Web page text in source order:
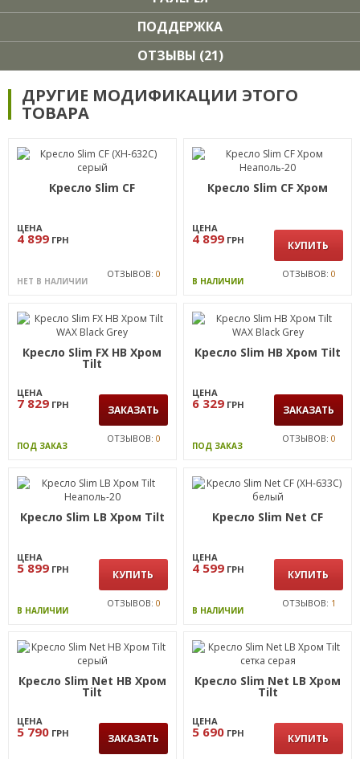
ПОДДЕРЖКА
ОТЗЫВЫ (21)
ДРУГИЕ МОДИФИКАЦИИ ЭТОГО
ТОВАРА
Кресло Slim CF
ЦЕНА
4 899 ГРН
НЕТ В НАЛИЧИИ
ОТЗЫВОВ: 0
Кресло Slim CF Хром
ЦЕНА
4 899 ГРН КУПИТЬ
В НАЛИЧИИ
ОТЗЫВОВ: 0
Кресло Slim FX HB Хром
Tilt
ЦЕНА
7 829 ГРН ЗАКАЗАТЬ
ПОД ЗАКАЗ
ОТЗЫВОВ: 0
Кресло Slim HB Хром Tilt
ЦЕНА
6 329 ГРН ЗАКАЗАТЬ
ПОД ЗАКАЗ
ОТЗЫВОВ: 0
Кресло Slim LB Хром Tilt
ЦЕНА
5 899 ГРН КУПИТЬ
В НАЛИЧИИ
ОТЗЫВОВ: 0
Кресло Slim Net CF
ЦЕНА
4 599 ГРН КУПИТЬ
В НАЛИЧИИ
ОТЗЫВОВ: 1
Кресло Slim Net HB Хром
Tilt
ЦЕНА
5 790 ГРН ЗАКАЗАТЬ
Кресло Slim Net LB Хром
Tilt
ЦЕНА
5 690 ГРН КУПИТЬ